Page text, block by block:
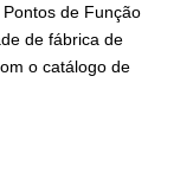
de Função
de fábrica de
o catálogo de